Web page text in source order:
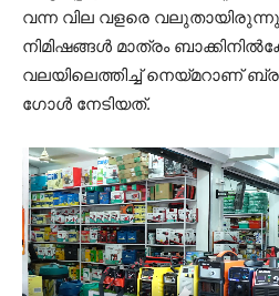
വന്ന വില വളരെ
നിമിഷങ്ങള്‍ മാത്രം
വലയിലെത്തിച്ച് നെയ്മറാണ്
ഗോള്‍ നേടിയത്.